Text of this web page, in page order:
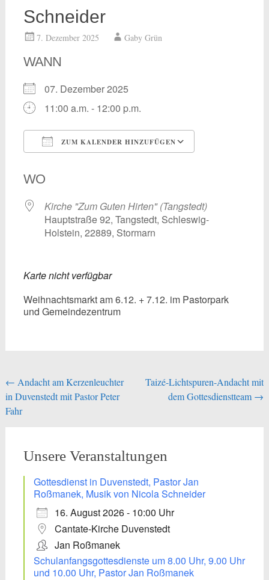
Schneider
7. Dezember 2025 Gaby Grün
WANN
07. Dezember 2025
11:00 a.m. - 12:00 p.m.
ZUM KALENDER HINZUFÜGEN
WO
Kirche "Zum Guten Hirten" (Tangstedt)
Hauptstraße 92, Tangstedt, Schleswig-
Holstein, 22889, Stormarn
Karte nicht verfügbar
Weihnachtsmarkt am 6.12. + 7.12. im Pastorpark
und Gemeindezentrum
Beitragsnavigation
← Andacht am Kerzenleuchter
in Duvenstedt mit Pastor Peter
Fahr
Taizé-Lichtspuren-Andacht mit
dem Gottesdienstteam →
Unsere Veranstaltungen
Gottesdienst in Duvenstedt, Pastor Jan
Roßmanek, Musik von Nicola Schneider
16. August 2026 - 10:00 Uhr
Cantate-Kirche Duvenstedt
Jan Roßmanek
Schulanfangsgottesdienste um 8.00 Uhr, 9.00 Uhr
und 10.00 Uhr, Pastor Jan Roßmanek